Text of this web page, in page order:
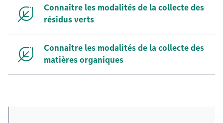
Connaître les modalités de la collecte des
résidus verts
Connaître les modalités de la collecte des
matières organiques